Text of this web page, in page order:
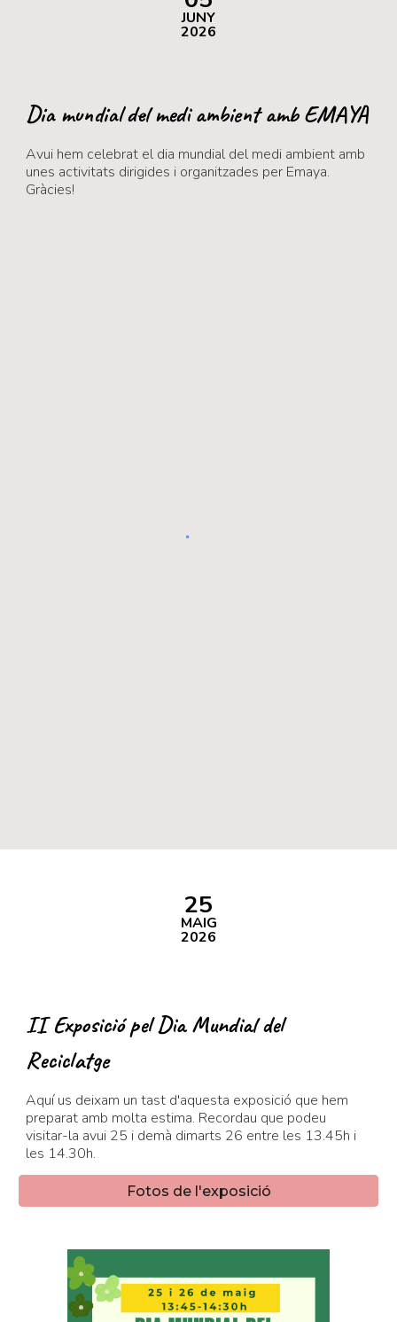
JUNY
2026
Dia mundial del medi ambient amb EMAYA
Avui hem celebrat el dia mundial del medi ambient amb
unes activitats dirigides i organitzades per Emaya.
Gràcies!
25
MAIG
2026
II Exposició pel Dia Mundial del
Reciclatge
Aquí us deixam un tast d'aquesta exposició que hem
preparat amb molta estima. Recordau que podeu
visitar-la avui 25 i demà dimarts 26 entre les 13.45h i
les 14.30h.
Fotos de l'exposició